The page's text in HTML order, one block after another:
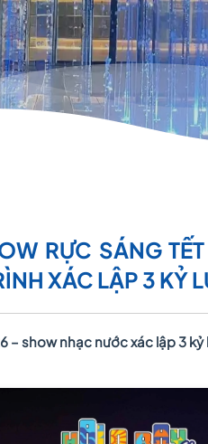
RỰC SÁNG
XÁC LẬP 3 KỶ
– show nhạc nước xác lập 3